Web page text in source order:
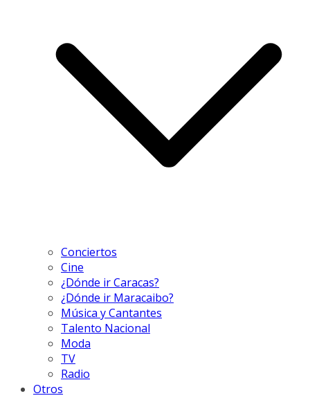
Conciertos
Cine
¿Dónde ir Caracas?
¿Dónde ir Maracaibo?
Música y Cantantes
Talento Nacional
Moda
TV
Radio
Otros